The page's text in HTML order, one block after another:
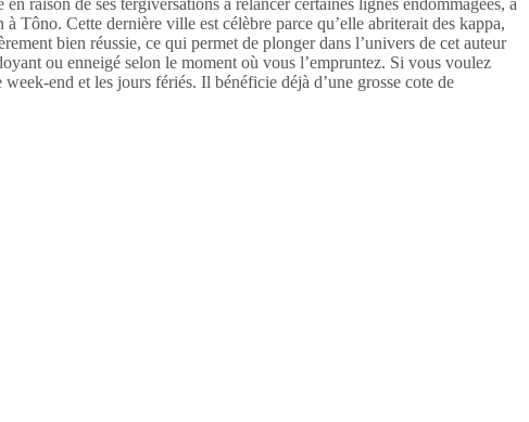
raison de ses tergiversations à relancer certaines lignes endommagées, a
Tôno. Cette dernière ville est célèbre parce qu’elle abriterait des kappa,
bien réussie, ce qui permet de plonger dans l’univers de cet auteur
ou enneigé selon le moment où vous l’empruntez. Si vous voulez
end et les jours fériés. Il bénéficie déjà d’une grosse cote de